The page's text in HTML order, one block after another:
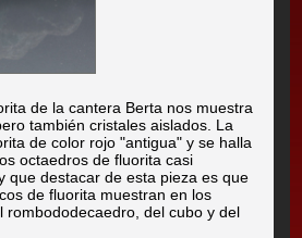
de la cantera Berta nos muestra
también cristales aislados. La
de color rojo "antigua" y se halla
octaedros de fluorita casi
que destacar de esta pieza es que
de fluorita muestran en los
rombododecaedro, del cubo y del